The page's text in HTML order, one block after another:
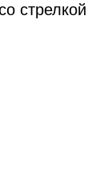
стрелкой